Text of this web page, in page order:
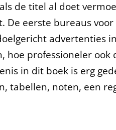
de titel al doet
De eerste bureaus
advertenties
hoe professioneler ook
in dit boek is erg
tabellen, noten, een